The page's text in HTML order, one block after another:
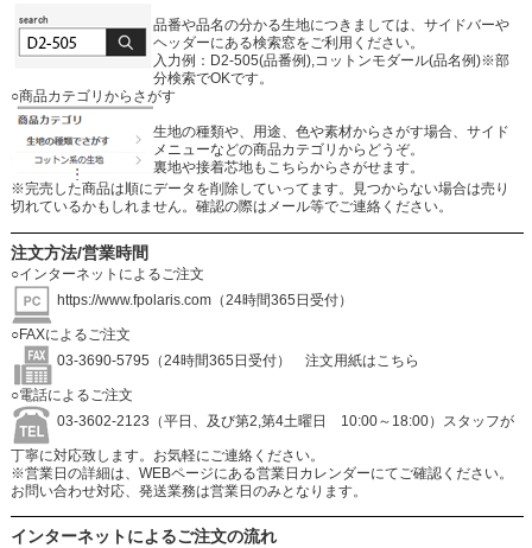
品番や品名の分かる生地につきましては、サイドバーや
ヘッダーにある検索窓をご利用ください。
入力例：D2-505(品番例),コットンモダール(品名例)※部
分検索でOKです。
○商品カテゴリからさがす
生地の種類や、用途、色や素材からさがす場合、サイド
メニューなどの商品カテゴリからどうぞ。
裏地や接着芯地もこちらからさがせます。
※完売した商品は順にデータを削除していってます。見つからない場合は売り
切れているかもしれません。確認の際はメール等でご連絡ください。
注文方法/営業時間
○インターネットによるご注文
https://www.fpolaris.com（24時間365日受付）
○FAXによるご注文
03-3690-5795（24時間365日受付）
注文用紙はこちら
○電話によるご注文
03-3602-2123（平日、及び第2,第4土曜日 10:00～18:00）スタッフが
丁寧に対応致します。お気軽にご連絡ください。
※営業日の詳細は、WEBページにある営業日カレンダーにてご確認ください。
お問い合わせ対応、発送業務は営業日のみとなります。
インターネットによるご注文の流れ